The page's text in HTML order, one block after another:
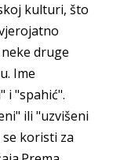
kulturi, što
druge
Ime
i "spahić".
ili "uzvišeni
koristi za